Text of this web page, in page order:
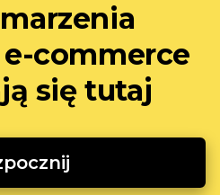
commerce
się tutaj